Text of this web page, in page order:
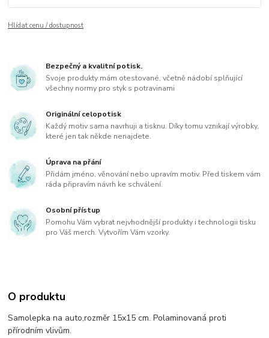
Hlídat cenu / dostupnost
Bezpečný a kvalitní potisk.
Svoje produkty mám otestované, včetně nádobí splňující
všechny normy pro styk s potravinami
Originální celopotisk
Každý motiv sama navrhuji a tisknu. Díky tomu vznikají výrobky,
které jen tak někde nenajdete.
Úprava na přání
Přidám jméno, věnování nebo upravím motiv. Před tiskem vám
ráda připravím návrh ke schválení.
Osobní přístup
Pomohu Vám vybrat nejvhodnější produkty i technologii tisku
pro Váš merch. Vytvořím Vám vzorky.
O produktu
Samolepka na auto,rozměr 15x15 cm. Polaminovaná proti
přírodním vlivům.